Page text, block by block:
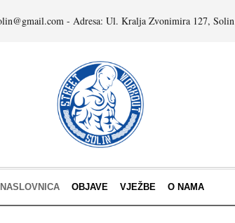
- Adresa: Ul. Kralja Zvonimira 127, Solin
NASLOVNICA OBJAVE VJEŽBE O NAMA